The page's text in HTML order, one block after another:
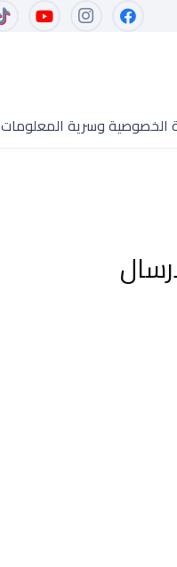
الخصوصية وسرية المعلومات